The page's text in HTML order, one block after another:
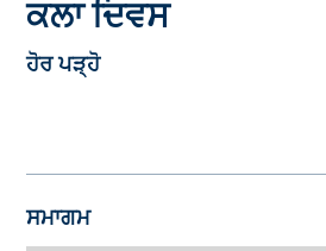
ਕਲਾ ਦਿਵਸ
ਹੋਰ ਪੜ੍ਹੋ
ਸਮਾਗਮ